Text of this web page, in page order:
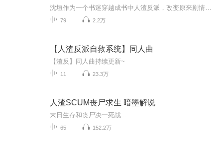
79 2.2万
【人渣反派自救系统】同人曲
【渣反】同人曲持续更新~
11 23.3万
人渣SCUM丧尸求生 暗墨解说
末日生存和丧尸决一死战...
65 152.2万